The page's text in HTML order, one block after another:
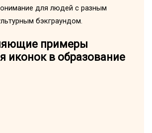
для людей с разным
бэкграундом.
примеры
иконок в образование